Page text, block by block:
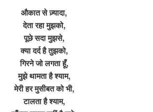
औकात से ज़्यादा,
देता रहा मुझको,
पूछे सदा मुझसे,
क्या दर्द है तुझको,
गिरने जो लगता हूँ,
मुझे थामता है श्याम,
मेरी हर मुसीबत को भी,
टालता है श्याम,